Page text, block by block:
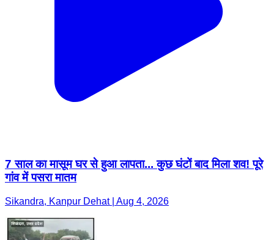
7 साल का मासूम घर से हुआ लापता... कुछ घंटों बाद मिला शव! पूरे
गांव में पसरा मातम
Sikandra, Kanpur Dehat | Aug 4, 2026